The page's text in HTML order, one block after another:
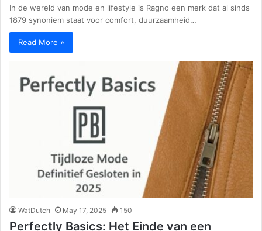
In de wereld van mode en lifestyle is Ragno een merk dat al sinds
1879 synoniem staat voor comfort, duurzaamheid…
Read More »
WatDutch May 17, 2025 150
Perfectly Basics: Het Einde van een